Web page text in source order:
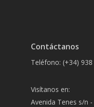
Contáctanos
Teléfono: (+34)
Visítanos en:
Avenida Tenes s/n